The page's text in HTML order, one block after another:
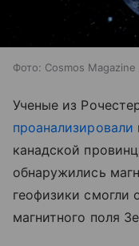
Фото: Cosmos Magazine
Ученые из
проанализировали
канадской
обнаружились
геофизики смогли
магнитного поля